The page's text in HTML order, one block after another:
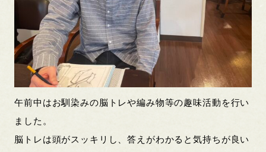
午前中はお馴染みの脳トレや編み物等の趣味活動を行い
ました。
脳トレは頭がスッキリし、答えがわかると気持ちが良い